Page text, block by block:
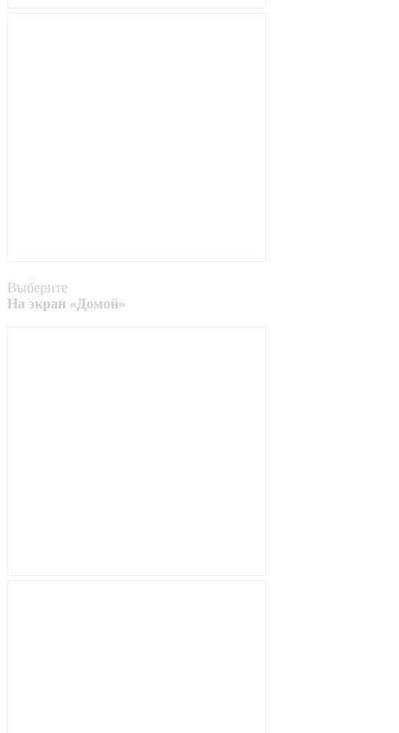
Выберите
На экран «Домой»